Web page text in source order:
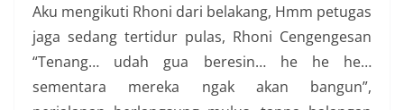
Aku mengikuti Rhoni dari belakang, Hmm petugas
jaga sedang tertidur pulas, Rhoni Cengengesan
“Tenang… udah gua beresin… he he he…
sementara mereka ngak akan bangun”,